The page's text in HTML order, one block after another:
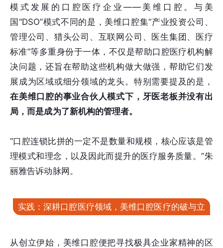
模式发展的口腔医疗企业——美维口腔。与美
国“DSO”模式不同的是，美维口腔集“产业投资公司、
管理公司、猎头公司、互联网公司、医生集团、医疗
标准”等多重身份于一体，不仅是帮助口腔医疗机构解
决问题，还旨在帮助这些机构做大做强，帮助它们发
展成为区域或细分领域的龙头。特别需要提及的是，
在美维口腔的事业合伙人模式下，牙医老板并没有出
局，而是成为了新机构的管理者。
“口腔连锁比拼的一定不是数量和规模，核心应该是管
理模式和理念，以及因此而提升的医疗服务质量。”朱
丽雅告诉动脉网。
实践：深耕口腔医疗领域，美维口腔医疗的破与立
从创立伊始，美维口腔便把寻找极具企业家精神的区